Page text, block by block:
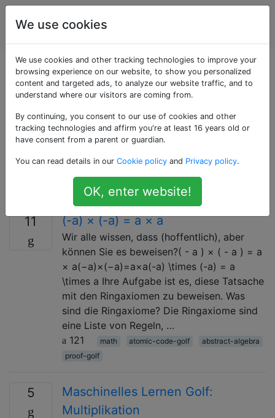
Programmierrätsel
& Code Golf
Als «atomic-code-
golf» getaggte
Fragen
Atomic Code Golf wird anhand der Anzahl der
Operationen in einem bestimmten Fragment einer von
Ihnen definierten Sprache bewertet.
11 (-a) × (-a) = a × a
Wir alle wissen, dass (hoffentlich), aber
können Sie es beweisen?( - a ) × ( - a ) = a
× a(−a)×(−a)=a×a(-a) \times (-a) = a
\times a Ihre Aufgabe ist es, diese Tatsache
mit den Ringaxiomen zu beweisen. Was
sind die Ringaxiome? Die Ringaxiome sind
eine Liste von Regeln, …
121
math atomic-code-golf
abstract-algebra
proof-golf
5
Maschinelles Lernen Golf:
Multiplikation
We use cookies
We use cookies and other tracking technologies to improve your
browsing experience on our website, to show you personalized
content and targeted ads, to analyze our website traffic, and to
understand where our visitors are coming from.
By continuing, you consent to our use of cookies and other
tracking technologies and affirm you're at least 16 years old or
have consent from a parent or guardian.
You can read details in our Cookie policy and Privacy policy.
OK, enter website!